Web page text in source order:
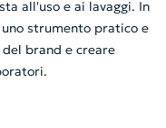
all'uso e ai lavaggi. In
strumento pratico e
brand e creare